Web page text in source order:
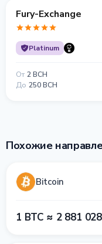
Fury-Exchange
Platinum
От 2 BCH
До 250 BCH
Похожие
Bitcoin
1 BTC ≈ 2 881